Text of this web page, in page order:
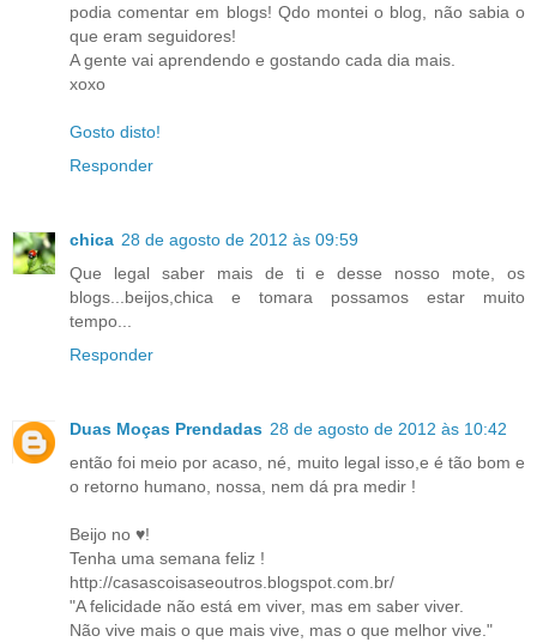
podia comentar em blogs! Qdo montei o blog, não sabia o
que eram seguidores!
A gente vai aprendendo e gostando cada dia mais.
xoxo
Gosto disto!
Responder
chica 28 de agosto de 2012 às 09:59
Que legal saber mais de ti e desse nosso mote, os
blogs...beijos,chica e tomara possamos estar muito
tempo...
Responder
Duas Moças Prendadas 28 de agosto de 2012 às 10:42
então foi meio por acaso, né, muito legal isso,e é tão bom e
o retorno humano, nossa, nem dá pra medir !
Beijo no ♥!
Tenha uma semana feliz !
http://casascoisaseoutros.blogspot.com.br/
"A felicidade não está em viver, mas em saber viver.
Não vive mais o que mais vive, mas o que melhor vive."